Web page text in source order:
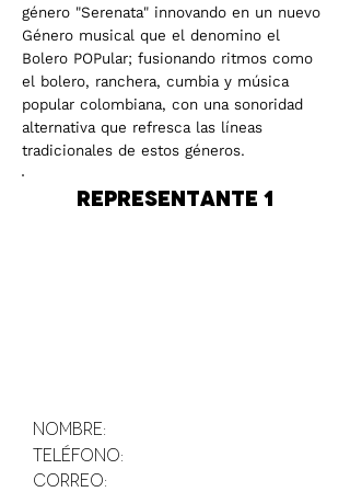
género "Serenata" innovando en un nuevo
Género musical que el denomino el
Bolero POPular; fusionando ritmos como
el bolero, ranchera, cumbia y música
popular colombiana, con una sonoridad
alternativa que refresca las líneas
tradicionales de estos géneros.
Representante 1
Nombre:
Teléfono:
Correo: